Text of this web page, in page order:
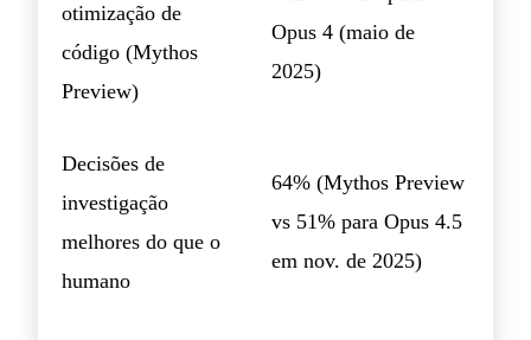
otimização de
código (Mythos
Preview)
Opus 4 (maio de
2025)
Decisões de
investigação
melhores do que o
humano
64% (Mythos Preview
vs 51% para Opus 4.5
em nov. de 2025)